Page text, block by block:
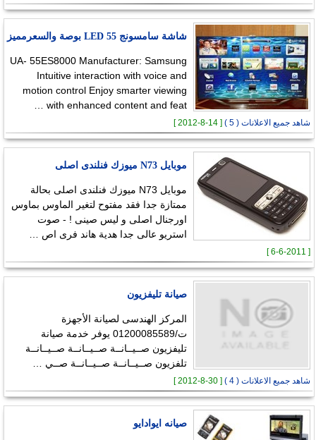
شاشة سامسونج LED 55 بوصة والسعرمميز
UA- 55ES8000 Manufacturer: Samsung
Intuitive interaction with voice and
motion control Enjoy smarter viewing
with enhanced content and feat …
شاهد جميع الاعلانات ( 5 ) [ 14-8-2012 ]
موبايل N73 ميوزك فنلندى اصلى
موبايل N73 ميوزك فنلندى اصلى بحالة
ممتازة جدا فقد مفتوح لتغير الماوس بماوس
اورجنال اصلى و ليس صينى ! - صوت
استريو عالى جدا هدية هاند فرى اص …
[ 6-6-2011 ]
صيانة تليفزيون
المركز الهندسى لصيانة الأجهزة
ت/01200085589 يوفر خدمة صيانة
تليفزيون صــيــانــة صــيــانــة صــيــانــة
تلفزيون صــيــانــة صــيــانــة صــي …
شاهد جميع الاعلانات ( 4 ) [ 30-8-2012 ]
صيانه ايوادايو